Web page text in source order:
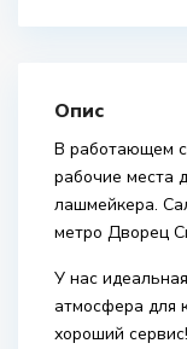
Опис
В работающем
рабочие места
лашмейкера.
метро Дворец
У нас
атмосфера для
хороший